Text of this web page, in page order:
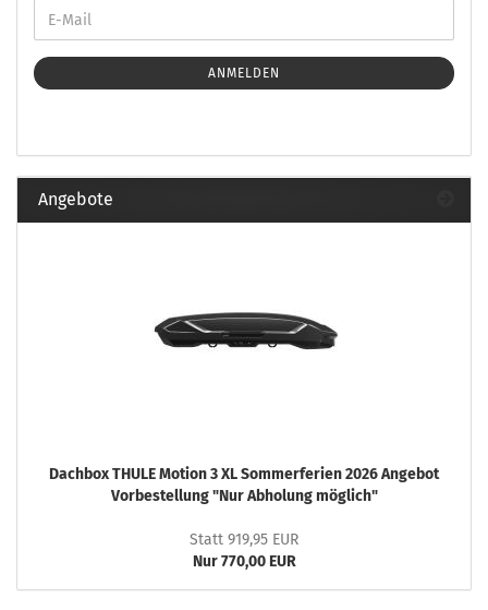
ANMELDEN
Angebote
Dachbox THULE Motion 3 XL Sommerferien 2026 Angebot
Vorbestellung "Nur Abholung möglich"
Statt 919,95 EUR
Nur 770,00 EUR